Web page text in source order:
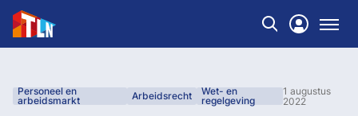
Personeel en
arbeidsmarkt
Arbeidsrecht
Wet- en
regelgeving
1 augustus
2022